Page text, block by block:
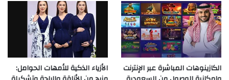
الكازينوهات المباشرة عبر الإنترنت
الأزياء الذكية للأمهات الحوامل: